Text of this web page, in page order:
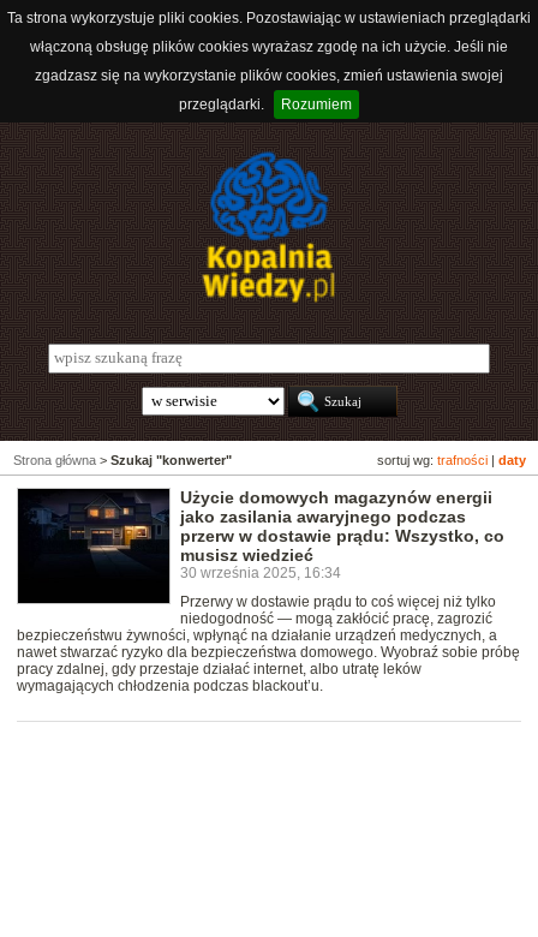
Ta strona wykorzystuje pliki cookies. Pozostawiając w ustawieniach przeglądarki
włączoną obsługę plików cookies wyrażasz zgodę na ich użycie. Jeśli nie
zgadzasz się na wykorzystanie plików cookies, zmień ustawienia swojej
przeglądarki.
Rozumiem
sortuj wg: trafności daty
Strona główna > Szukaj "konwerter"
Użycie domowych magazynów energii
jako zasilania awaryjnego podczas
przerw w dostawie prądu: Wszystko, co
musisz wiedzieć
30 września 2025, 16:34
Przerwy w dostawie prądu to coś więcej niż tylko
niedogodność — mogą zakłócić pracę, zagrozić
bezpieczeństwu żywności, wpłynąć na działanie urządzeń medycznych, a
nawet stwarzać ryzyko dla bezpieczeństwa domowego. Wyobraź sobie próbę
pracy zdalnej, gdy przestaje działać internet, albo utratę leków
wymagających chłodzenia podczas blackout’u.